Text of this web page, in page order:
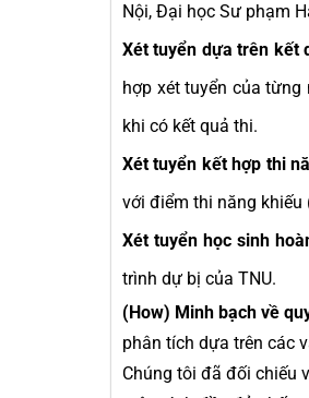
Nội, Đại học Sư phạm
Xét tuyển dựa trên kết
hợp xét tuyển của
khi có kết quả thi.
Xét tuyển kết hợp thi
với điểm thi năng khiếu
Xét tuyển học sinh
trình dự bị của TNU.
(How) Minh bạch về
phân tích dựa trên các
Chúng tôi đã đối chiếu